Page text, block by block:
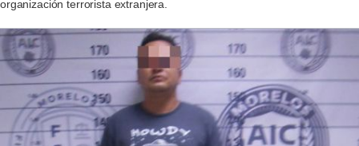
organización terrorista extranjera.